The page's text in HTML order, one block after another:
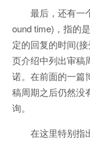
最后，还有一
ound time)，指的
定的回复的时间(
页介绍中列出审稿
诺。在前面的一篇
稿周期之后仍然没
询。
在这里特别指